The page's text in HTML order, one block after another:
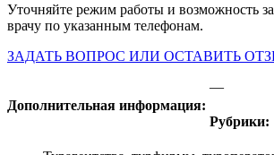
Уточняйте режим работы и возможность
врачу по указанным телефонам.
ЗАДАТЬ ВОПРОС ИЛИ ОСТАВИТЬ
Дополнительная информация:
—
Рубрики: